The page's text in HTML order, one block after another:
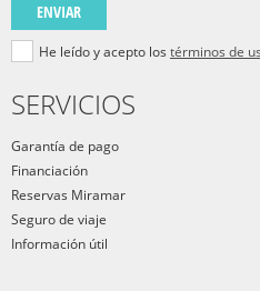
ENVIAR
He leído y acepto los términos de
SERVICIOS
Garantía de pago
Financiación
Reservas Miramar
Seguro de viaje
Información útil